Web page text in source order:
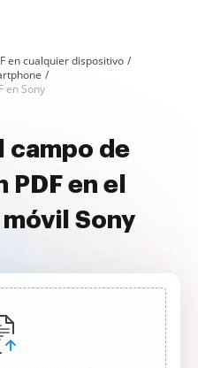
en cualquier dispositivo
en Sony
campo de
en el
Sony